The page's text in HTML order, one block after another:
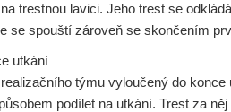
trestnou lavici. Jeho trest se
se spouští zároveň se skončením
utkání
týmu vyloučený do
podílet na utkání. Trest za